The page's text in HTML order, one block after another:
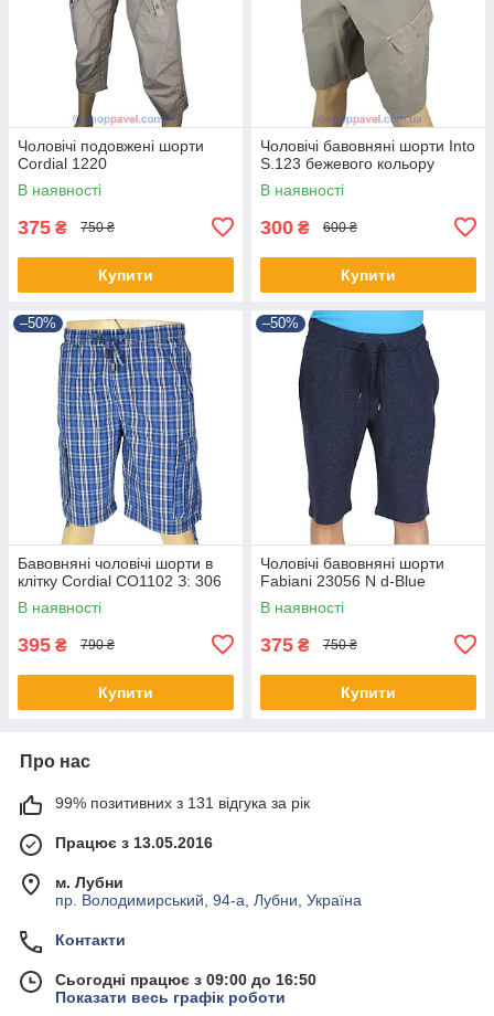
Чоловічі подовжені шорти
Cordial 1220
В наявності
375 ₴ 750 ₴
Купити
Чоловічі бавовняні шорти Into
S.123 бежевого кольору
В наявності
300 ₴ 600 ₴
Купити
–50%
Бавовняні чоловічі шорти в
клітку Cordial СО1102 З: 306
В наявності
395 ₴ 790 ₴
Купити
–50%
Чоловічі бавовняні шорти
Fabianі 23056 N d-Blue
В наявності
375 ₴ 750 ₴
Купити
Про нас
99% позитивних з 131 відгука за рік
Працює з 13.05.2016
м. Лубни
пр. Володимирський, 94-а, Лубни, Україна
Контакти
Сьогодні працює з 09:00 до 16:50
Показати весь графік роботи